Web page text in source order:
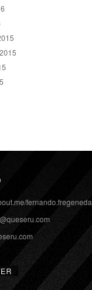
fernando.fregeneda